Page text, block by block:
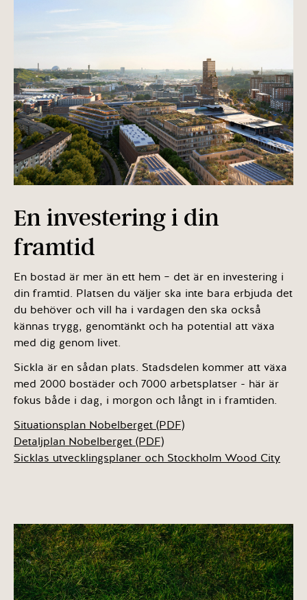
En investering i din
framtid
En bostad är mer än ett hem – det är en investering i
din framtid. Platsen du väljer ska inte bara erbjuda det
du behöver och vill ha i vardagen den ska också
kännas trygg, genomtänkt och ha potential att växa
med dig genom livet.
Sickla är en sådan plats. Stadsdelen kommer att växa
med 2000 bostäder och 7000 arbetsplatser - här är
fokus både i dag, i morgon och långt in i framtiden.
Situationsplan Nobelberget (PDF)
Detaljplan Nobelberget (PDF)
Sicklas utvecklingsplaner och Stockholm Wood City